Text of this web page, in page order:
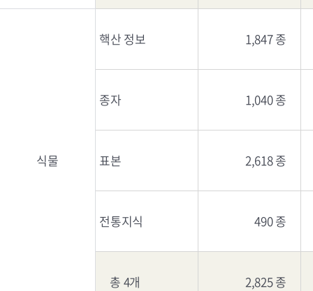
식물
핵산 정보 1,847 종
종자 1,040 종
표본 2,618 종
전통지식 490 종
총 4개 2,825 종